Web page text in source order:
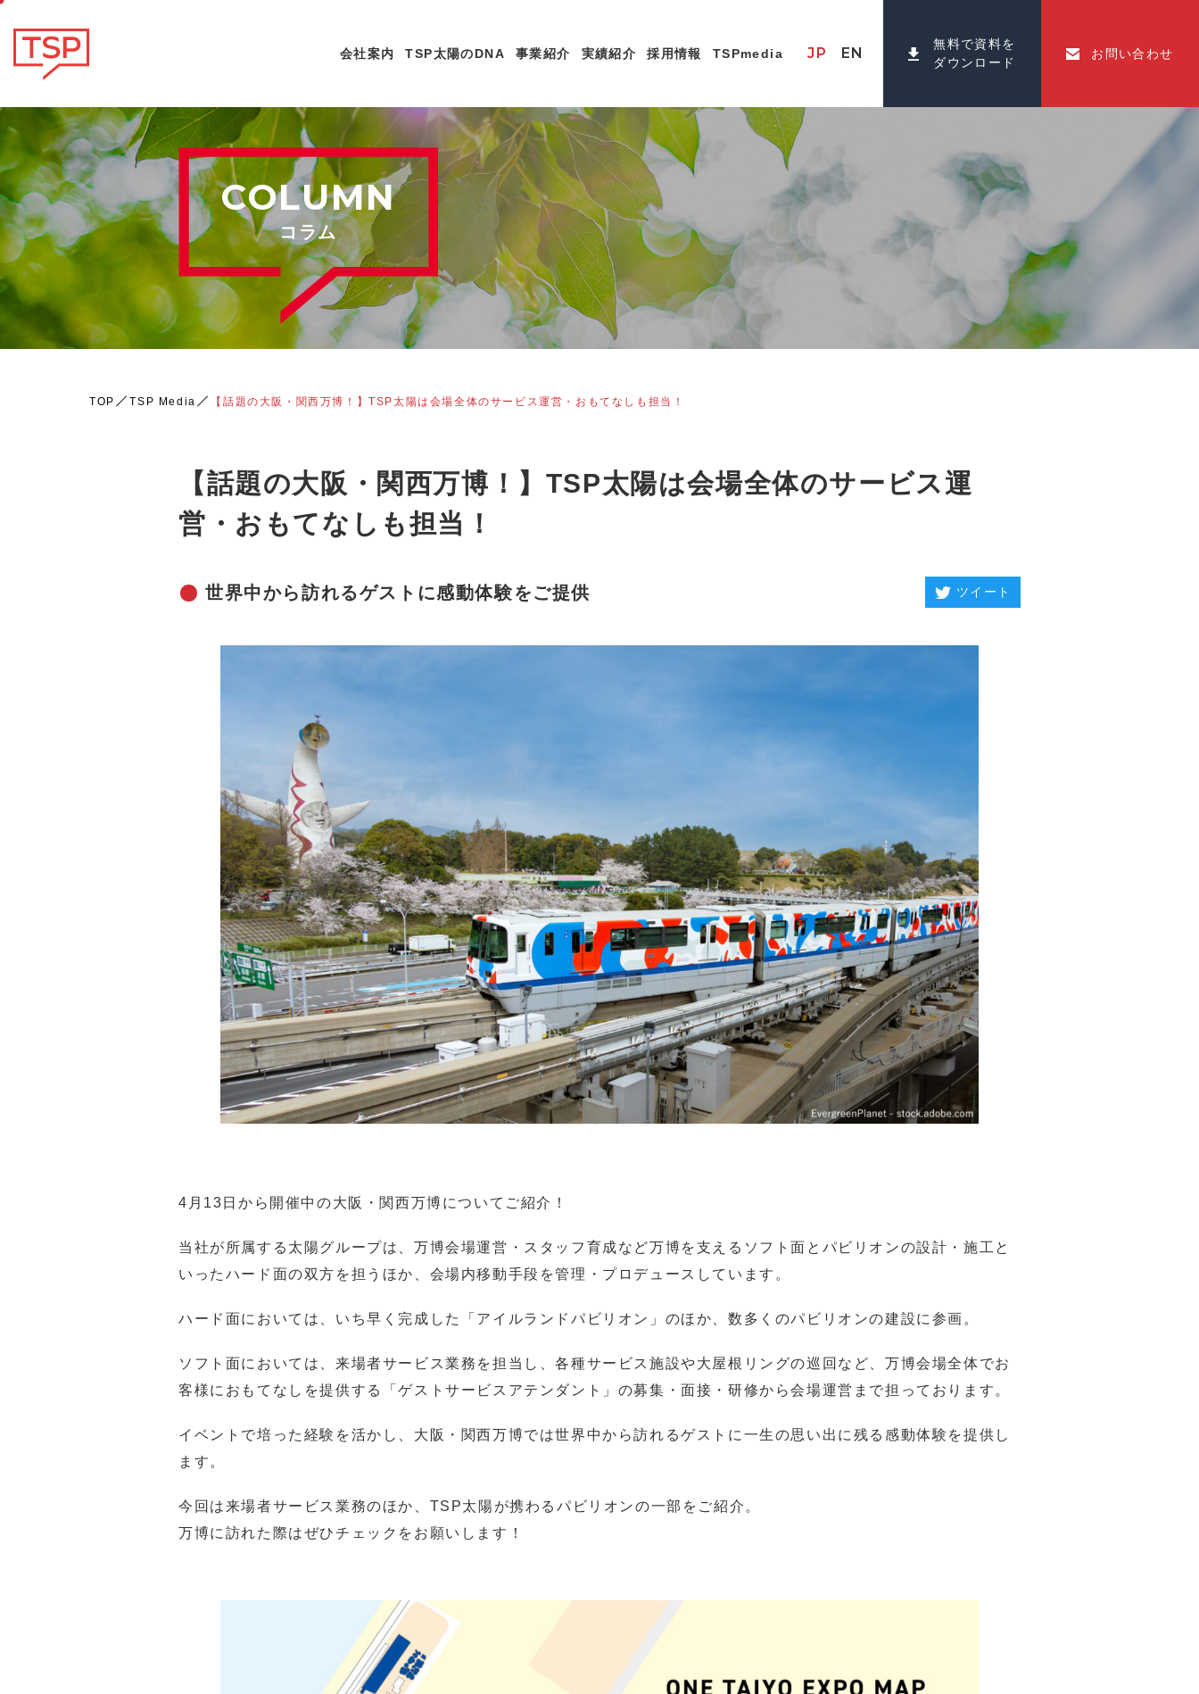
会社案内 TSP太陽のDNA 事業紹介 実績紹介 採⽤情報 TSPmedia JP EN
無料で資料を
ダウンロード
お問い合わせ
COLUMN
コラム
TOP TSP Media 【話題の大阪・関西万博！】TSP太陽は会場全体のサービス運営・おもてなしも担当！
【話題の大阪・関西万博！】TSP太陽は会場全体のサービス運
営・おもてなしも担当！
世界中から訪れるゲストに感動体験をご提供 ツイート
4月13日から開催中の大阪・関西万博についてご紹介！
当社が所属する太陽グループは、万博会場運営・スタッフ育成など万博を支えるソフト面とパビリオンの設計・施工と
いったハード面の双方を担うほか、会場内移動手段を管理・プロデュースしています。
ハード面においては、いち早く完成した「アイルランドパビリオン」のほか、数多くのパビリオンの建設に参画。
ソフト面においては、来場者サービス業務を担当し、各種サービス施設や大屋根リングの巡回など、万博会場全体でお
客様におもてなしを提供する「ゲストサービスアテンダント」の募集・面接・研修から会場運営まで担っております。
イベントで培った経験を活かし、大阪・関西万博では世界中から訪れるゲストに一生の思い出に残る感動体験を提供し
ます。
今回は来場者サービス業務のほか、TSP太陽が携わるパビリオンの一部をご紹介。
万博に訪れた際はぜひチェックをお願いします！